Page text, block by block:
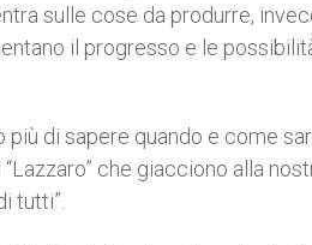
sulle cose da produrre,
il progresso e le
più di sapere quando e come
che giacciono alla
tutti”.